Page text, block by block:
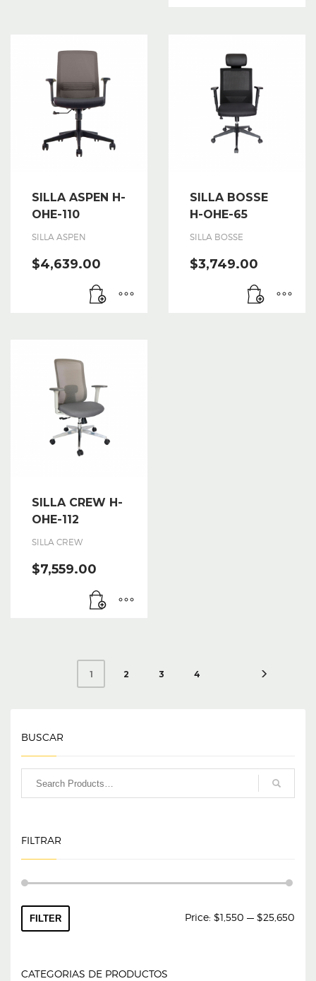
SILLA ASPEN H-
OHE-110
SILLA ASPEN
$4,639.00
SILLA BOSSE
H-OHE-65
SILLA BOSSE
$3,749.00
SILLA CREW H-
OHE-112
SILLA CREW
$7,559.00
1 2 3 4
BUSCAR
FILTRAR
FILTER Price: $1,550 — $25,650
CATEGORIAS DE PRODUCTOS